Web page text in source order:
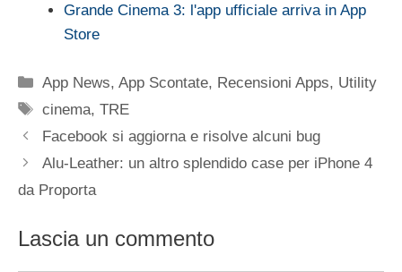
Grande Cinema 3: l'app ufficiale arriva in App
Store
Categorie
App News,App Scontate, Recensioni Apps, Utility
Tag
cinema,TRE
Facebook si aggiorna e risolve alcuni bug
Alu-Leather: un altro splendido case per iPhone 4
da Proporta
Lascia un commento